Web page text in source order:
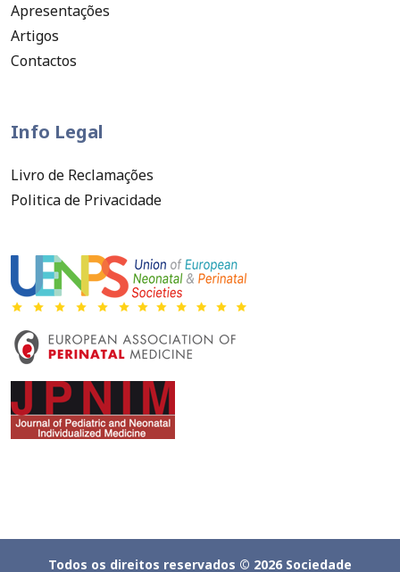
Apresentações
Artigos
Contactos
Info Legal
Livro de Reclamações
Politica de Privacidade
Todos os direitos reservados © 2026 Sociedade